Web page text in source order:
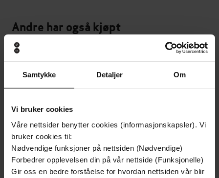
Samtykke Detaljer Om
Vi bruker cookies
Våre nettsider benytter cookies (informasjonskapsler). Vi
bruker cookies til:
Nødvendige funksjoner på nettsiden (Nødvendige)
Forbedrer opplevelsen din på vår nettside (Funksjonelle)
Gir oss en bedre forståelse for hvordan nettsiden vår blir
Andre har også kjøpt
Premium